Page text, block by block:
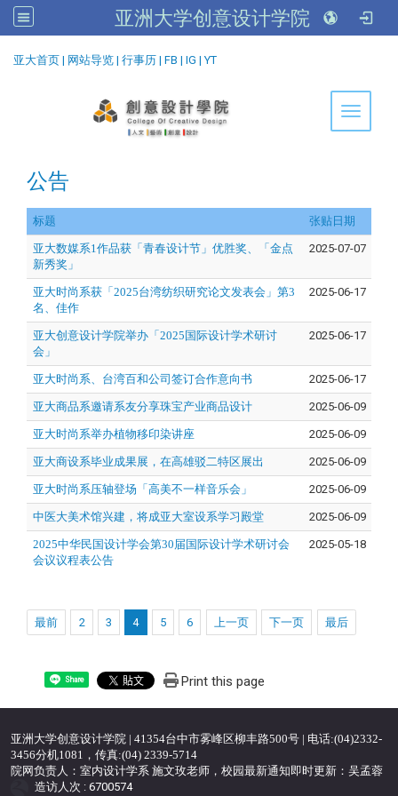
亚洲大学创意设计学院
亚大首页 | 网站导览 | 行事历 | FB | IG | YT
Toggle
公告
标题 张贴日期
亚大数媒系1作品获「青春设计节」优胜奖、「金点
新秀奖」
2025-07-07
亚大时尚系获「2025台湾纺织研究论文发表会」第3
名、佳作
2025-06-17
亚大创意设计学院举办「2025国际设计学术研讨
会」
2025-06-17
亚大时尚系、台湾百和公司签订合作意向书 2025-06-17
亚大商品系邀请系友分享珠宝产业商品设计 2025-06-09
亚大时尚系举办植物移印染讲座 2025-06-09
亚大商设系毕业成果展，在高雄驳二特区展出 2025-06-09
亚大时尚系压轴登场「高美不一样音乐会」 2025-06-09
中医大美术馆兴建，将成亚大室设系学习殿堂 2025-06-09
2025中华民国设计学会第30届国际设计学术研讨会
会议议程表公告
2025-05-18
最前 2 3 4 5 6 上一页 下一页 最后
Share Print this page
亚洲大学创意设计学院 | 41354台中市雾峰区柳丰路500号 | 电话:(04)2332-
3456分机1081，传真:(04) 2339-5714
院网负责人：室内设计学系 施文玫老师，校园最新通知即时更新：吴孟蓉
造访人次 : 6700574